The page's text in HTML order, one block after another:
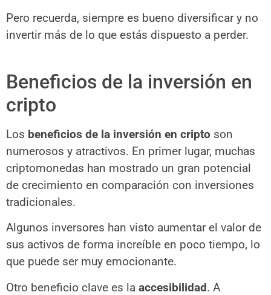
Pero recuerda, siempre es bueno diversificar y no
invertir más de lo que estás dispuesto a perder.
Beneficios de la inversión en
cripto
Los beneficios de la inversión en cripto son
numerosos y atractivos. En primer lugar, muchas
criptomonedas han mostrado un gran potencial
de crecimiento en comparación con inversiones
tradicionales.
Algunos inversores han visto aumentar el valor de
sus activos de forma increíble en poco tiempo, lo
que puede ser muy emocionante.
Otro beneficio clave es la accesibilidad. A